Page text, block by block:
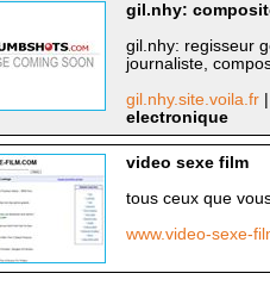
gil.nhy:
gil.nhy: regisseur
journaliste,
gil.nhy.site.voila.fr
electronique
video sexe film
tous ceux que
www.video-sexe-